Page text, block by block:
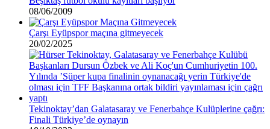
08/06/2009
Çarşı Eyüpspor maçına gitmeyecek
20/02/2025
Tekinoktay’dan Galatasaray ve Fenerbahçe Kulüplerine çağrı:
Finali Türkiye’de oynayın